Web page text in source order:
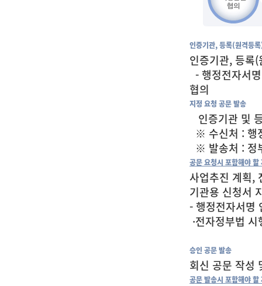
인증기관, 등록(원격등
인증기관, 등록
- 행정전자서
협의
지정 요청 공문 발송
인증기관 및
※ 수신처 : 행
※ 발송처 : 정
공문 요청시 포함해야 할
사업추진 계획,
기관용 신청서
- 행정전자서명
·전자정부법
승인 공문 발송
회신 공문 작성
공문 발송시 포함해야 할